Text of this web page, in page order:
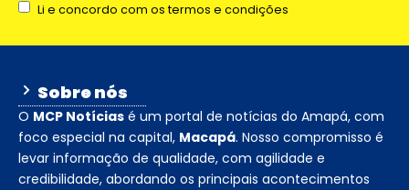
Li e concordo com os termos e condições
Sobre nós
O MCP Notícias é um portal de notícias do Amapá, com
foco especial na capital, Macapá. Nosso compromisso é
levar informação de qualidade, com agilidade e
credibilidade, abordando os principais acontecimentos